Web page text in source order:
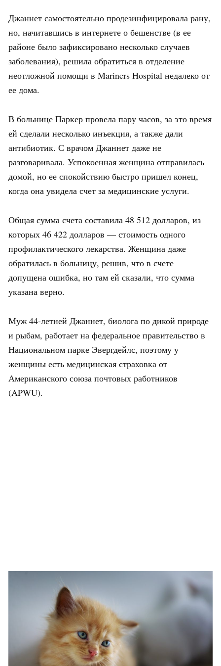
Джаннет самостоятельно продезинфицировала рану,
но, начитавшись в интернете о бешенстве (в ее
районе было зафиксировано несколько случаев
заболевания), решила обратиться в отделение
неотложной помощи в Mariners Hospital недалеко от
ее дома.
В больнице Паркер провела пару часов, за это время
ей сделали несколько инъекция, а также дали
антибиотик. С врачом Джаннет даже не
разговаривала. Успокоенная женщина отправилась
домой, но ее спокойствию быстро пришел конец,
когда она увидела счет за медицинские услуги.
Общая сумма счета составила 48 512 долларов, из
которых 46 422 долларов — стоимость одного
профилактического лекарства. Женщина даже
обратилась в больницу, решив, что в счете
допущена ошибка, но там ей сказали, что сумма
указана верно.
Муж 44-летней Джаннет, биолога по дикой природе
и рыбам, работает на федеральное правительство в
Национальном парке Эвергдейлс, поэтому у
женщины есть медицинская страховка от
Американского союза почтовых работников
(APWU).